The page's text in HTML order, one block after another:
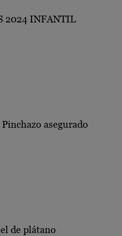
2024 INFANTIL
asegurado
de plátano